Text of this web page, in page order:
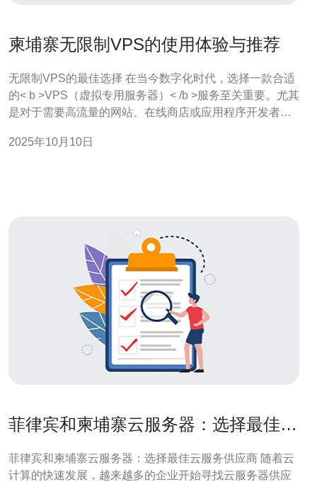
柬埔寨无限制VPS的使用体验与推荐
无限制VPS的最佳选择 在当今数字化时代，选择一款合适
的< b >VPS（虚拟专用服务器）< /b >服务至关重要。尤其
是对于需要高流量的网站、在线商店或应用程序开发者来
择。无论是性能、价格还是灵活性，柬埔寨的无限制VPS
2025年10月10日
菲律宾和柬埔寨云服务器：选择最佳云
菲律宾和柬埔寨云服务器：选择最佳云服务供应商 随着云
计算的快速发展，越来越多的企业开始寻找云服务器供应